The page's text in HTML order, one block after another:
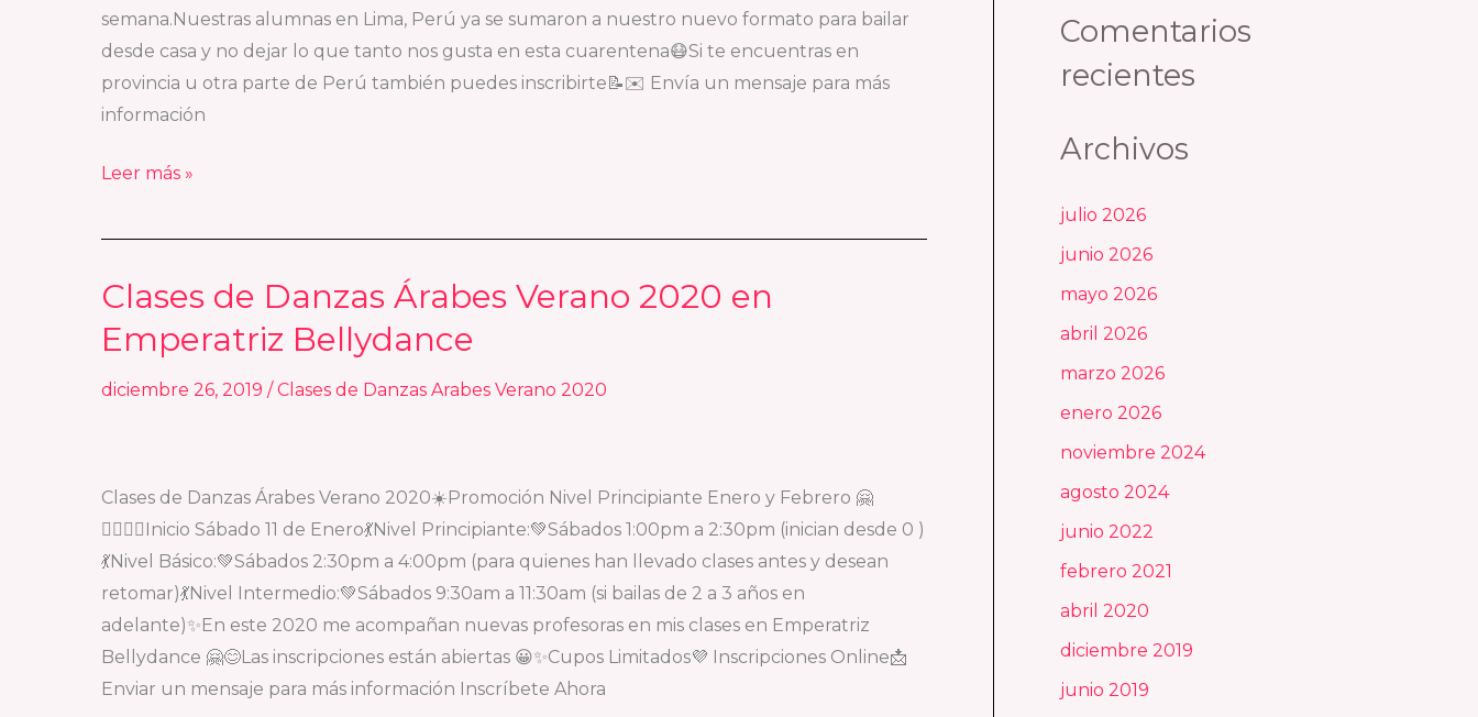
semana.Nuestras alumnas en Lima, Perú ya se sumaron a nuestro nuevo formato para bailar
desde casa y no dejar lo que tanto nos gusta en esta cuarentena😷Si te encuentras en
provincia u otra parte de Perú también puedes inscribirte📝✉️ Envía un mensaje para más
información
Leer más »
Clases de Danzas Árabes Verano 2020 en
Emperatriz Bellydance
diciembre 26, 2019 /Clases de Danzas Arabes Verano 2020
Clases de Danzas Árabes Verano 2020☀️Promoción Nivel Principiante Enero y Febrero 🤗
🙆🏻‍♀️✨Inicio Sábado 11 de Enero💃Nivel Principiante:💚Sábados 1:00pm a 2:30pm (inician desde 0 )
💃Nivel Básico:💚Sábados 2:30pm a 4:00pm (para quienes han llevado clases antes y desean
retomar)💃Nivel Intermedio:💚Sábados 9:30am a 11:30am (si bailas de 2 a 3 años en
adelante)✨En este 2020 me acompañan nuevas profesoras en mis clases en Emperatriz
Bellydance 🤗😊Las inscripciones están abiertas 😀✨Cupos Limitados💜 Inscripciones Online📩
Enviar un mensaje para más información Inscríbete Ahora
Clases
Danzas
Árabes
Comentarios
recientes
Archivos
julio 2026
junio 2026
mayo 2026
abril 2026
marzo 2026
enero 2026
noviembre 2024
agosto 2024
junio 2022
febrero 2021
abril 2020
diciembre 2019
junio 2019